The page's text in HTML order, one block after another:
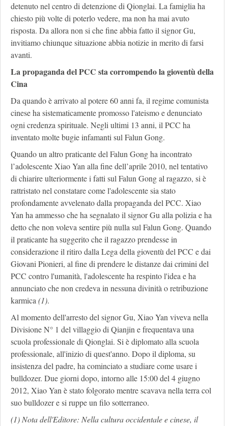
detenuto nel centro di detenzione di Qionglai. La famiglia ha
chiesto più volte di poterlo vedere, ma non ha mai avuto
risposta. Da allora non si che fine abbia fatto il signor Gu,
invitiamo chiunque situazione abbia notizie in merito di farsi
avanti.
La propaganda del PCC sta corrompendo la gioventù della
Cina
Da quando è arrivato al potere 60 anni fa, il regime comunista
cinese ha sistematicamente promosso l'ateismo e denunciato
ogni credenza spirituale. Negli ultimi 13 anni, il PCC ha
inventato molte bugie infamanti sul Falun Gong.
Quando un altro praticante del Falun Gong ha incontrato
l’adolescente Xiao Yan alla fine dell’aprile 2010, nel tentativo
di chiarire ulteriormente i fatti sul Falun Gong al ragazzo, si è
rattristato nel constatare come l'adolescente sia stato
profondamente avvelenato dalla propaganda del PCC. Xiao
Yan ha ammesso che ha segnalato il signor Gu alla polizia e ha
detto che non voleva sentire più nulla sul Falun Gong. Quando
il praticante ha suggerito che il ragazzo prendesse in
considerazione il ritiro dalla Lega della gioventù del PCC e dai
Giovani Pionieri, al fine di prendere le distanze dai crimini del
PCC contro l'umanità, l'adolescente ha respinto l'idea e ha
annunciato che non credeva in nessuna divinità o retribuzione
karmica(1).
Al momento dell'arresto del signor Gu, Xiao Yan viveva nella
Divisione N° 1 del villaggio di Qianjin e frequentava una
scuola professionale di Qionglai. Si è diplomato alla scuola
professionale, all'inizio di quest'anno. Dopo il diploma, su
insistenza del padre, ha cominciato a studiare come usare i
bulldozer. Due giorni dopo, intorno alle 15:00 del 4 giugno
2012, Xiao Yan è stato folgorato mentre scavava nella terra col
suo bulldozer e si ruppe un filo sotterraneo.
(1) Nota dell'Editore: Nella cultura occidentale e cinese, il